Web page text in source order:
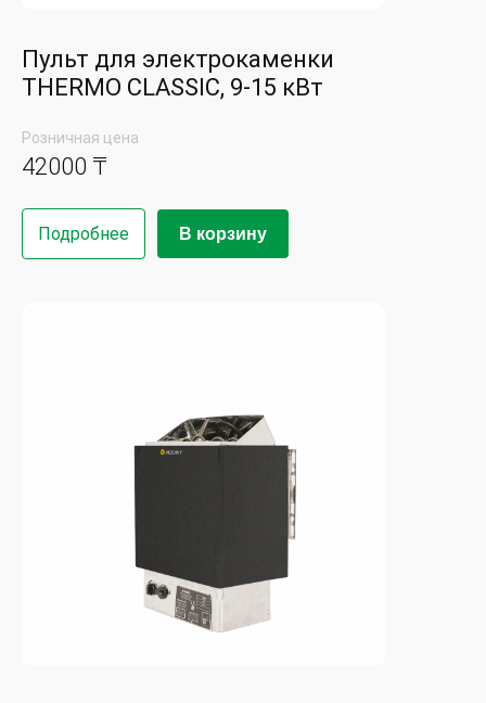
Пульт для электрокаменки
THERMO CLASSIC, 9-15 кВт
Розничная цена
42000 ₸
Подробнее В корзину